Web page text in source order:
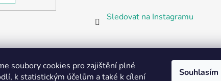
soubory cookies pro zajištění plné
k statistickým účelům a také k cílení
Souhlasím
Sledovat na Instagramu